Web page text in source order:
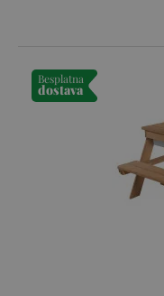
Besplatna
dostava